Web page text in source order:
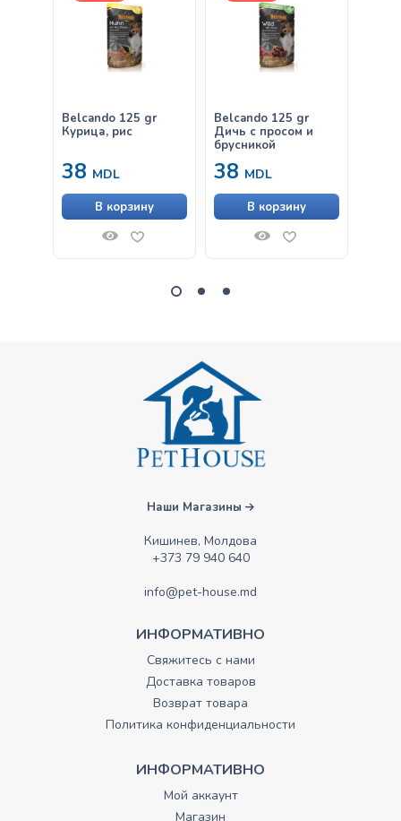
Belcando 125 gr
Курица, рис
38 MDL
В корзину
Belcando 125 gr
Дичь с просом и
брусникой
38 MDL
В корзину
Наши Магазины
Кишинев, Молдова
+373 79 940 640
info@pet-house.md
ИНФОРМАТИВНО
Свяжитесь с нами
Доставка товаров
Возврат товара
Политика конфиденциальности
ИНФОРМАТИВНО
Мой аккаунт
Магазин